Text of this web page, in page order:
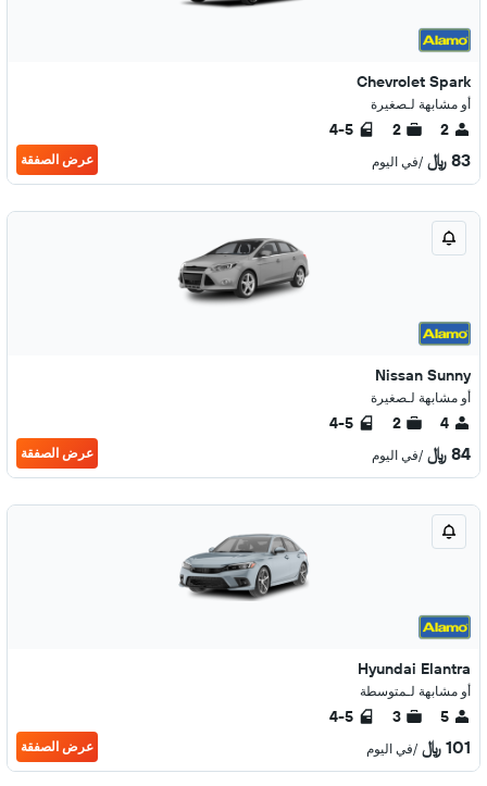
Chevrolet Spark
أو مشابهة لـصغيرة
2
2
4-5
83 ﷼ /في اليوم عرض الصفقة
Nissan Sunny
أو مشابهة لـصغيرة
4
2
4-5
84 ﷼ /في اليوم عرض الصفقة
Hyundai Elantra
أو مشابهة لـمتوسطة
5
3
4-5
101 ﷼ /في اليوم عرض الصفقة